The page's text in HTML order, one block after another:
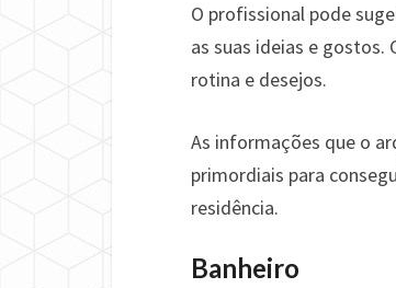
O profissional pode
as suas ideias e gostos.
rotina e desejos.
As informações que o
primordiais para
residência.
Banheiro